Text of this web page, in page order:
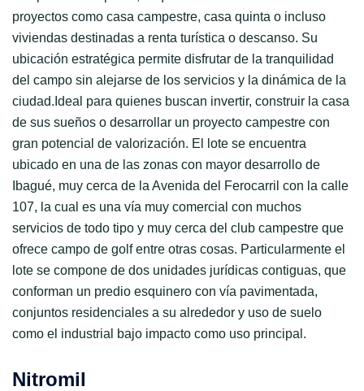
proyectos como casa campestre, casa quinta o incluso
viviendas destinadas a renta turística o descanso. Su
ubicación estratégica permite disfrutar de la tranquilidad
del campo sin alejarse de los servicios y la dinámica de la
ciudad.Ideal para quienes buscan invertir, construir la casa
de sus sueños o desarrollar un proyecto campestre con
gran potencial de valorización. El lote se encuentra
ubicado en una de las zonas con mayor desarrollo de
Ibagué, muy cerca de la Avenida del Ferocarril con la calle
107, la cual es una vía muy comercial con muchos
servicios de todo tipo y muy cerca del club campestre que
ofrece campo de golf entre otras cosas. Particularmente el
lote se compone de dos unidades jurídicas contiguas, que
conforman un predio esquinero con vía pavimentada,
conjuntos residenciales a su alrededor y uso de suelo
como el industrial bajo impacto como uso principal.
Nitromil